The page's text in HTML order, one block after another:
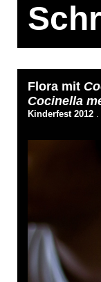
Flora mit
Cocinella
Kinderfest 2012 .